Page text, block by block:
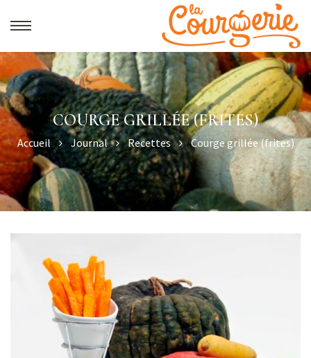
COURGE GRILLÉE (FRITES)
Accueil Journal Recettes Courge grillée (frites)